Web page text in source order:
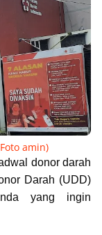
amin)
donor darah
Darah (UDD)
yang ingin